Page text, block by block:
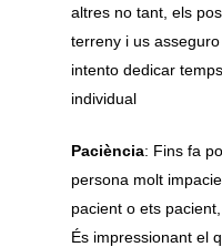
altres no tant, els
terreny i us
intento dedicar
individual
Paciència: Fins fa
persona molt
pacient o ets
És impressionant el